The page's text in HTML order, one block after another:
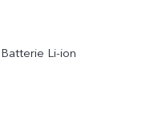
Batterie Li-ion